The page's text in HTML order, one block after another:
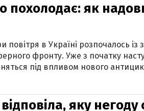
похолодає: як
в Україні розпочалось із
фронту. Уже з початку
під впливом нового
яку негоду